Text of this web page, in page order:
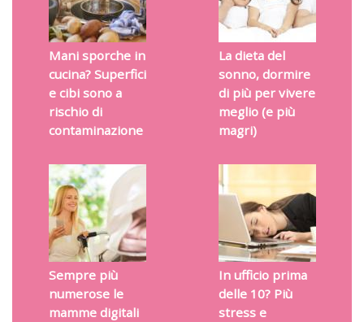
Mani sporche in
cucina? Superfici
e cibi sono a
rischio di
contaminazione
La dieta del
sonno, dormire
di più per vivere
meglio (e più
magri)
Sempre più
numerose le
mamme digitali
In ufficio prima
delle 10? Più
stress e